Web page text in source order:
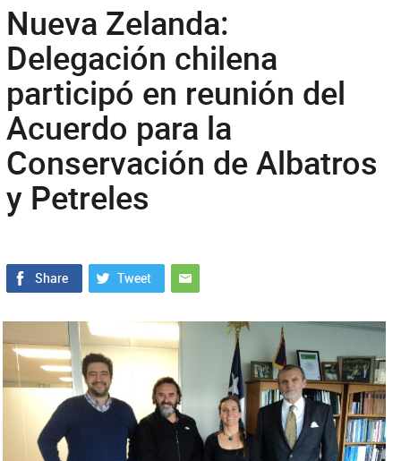
Nueva Zelanda:
Delegación chilena
participó en reunión del
Acuerdo para la
Conservación de Albatros
y Petreles